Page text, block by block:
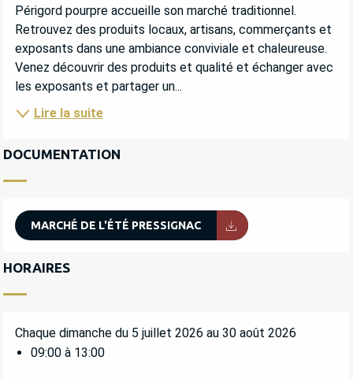
Périgord pourpre accueille son marché traditionnel.
Retrouvez des produits locaux, artisans, commerçants et
exposants dans une ambiance conviviale et chaleureuse.
Venez découvrir des produits et qualité et échanger avec
les exposants et partager un...
Lire la suite
DOCUMENTATION
MARCHÉ DE L'ÉTÉ PRESSIGNAC
HORAIRES
Chaque dimanche du 5 juillet 2026 au 30 août 2026
09:00 à 13:00